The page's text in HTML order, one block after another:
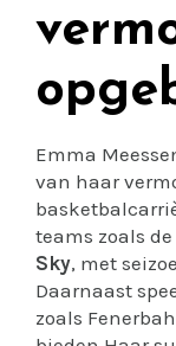
Emma
van haar
teams zoals de
Sky, met
Daarnaast
zoals